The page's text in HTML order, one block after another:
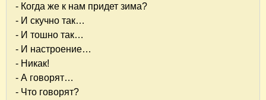
- Когда же к нам придет зима?
- И скучно так…
- И тошно так…
- И настроение…
- Никак!
- А говорят…
- Что говорят?